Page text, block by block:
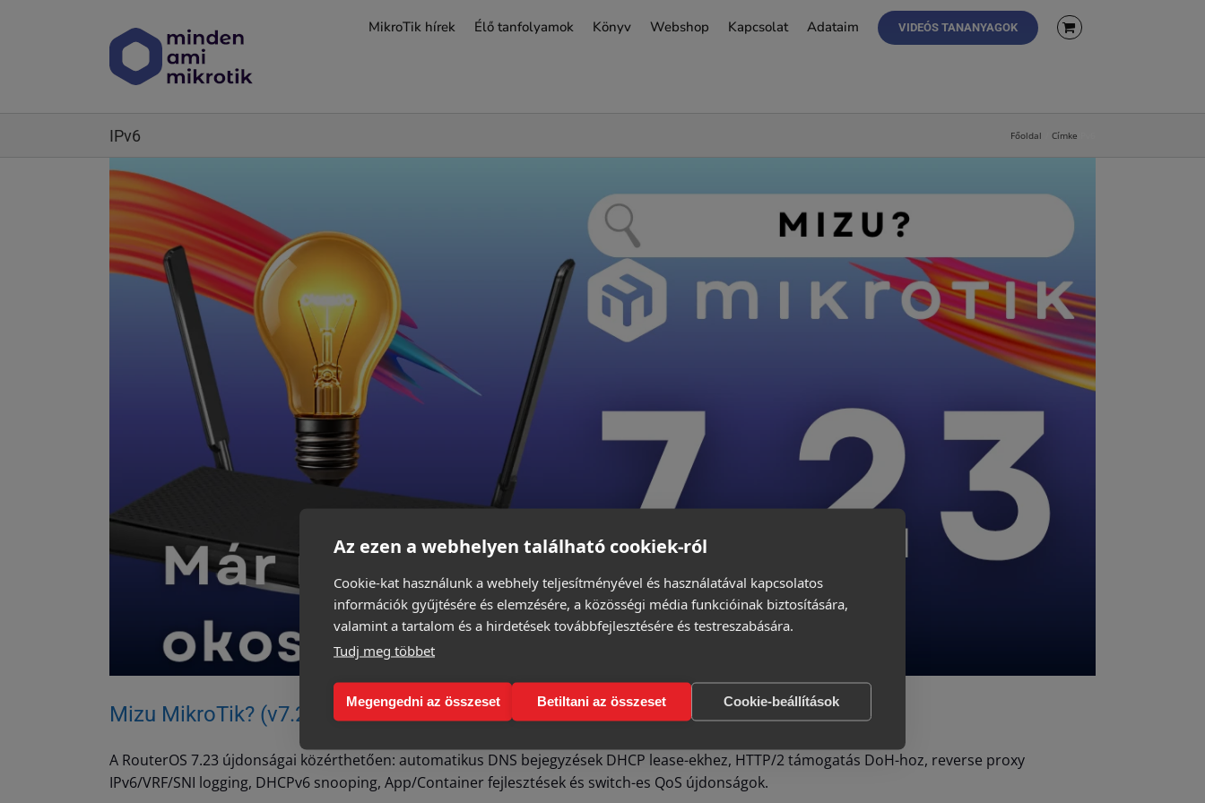
MikroTik hírek Élő tanfolyamok Könyv Webshop Kapcsolat Adataim VIDEÓS TANANYAGOK
IPv6 Főoldal Címke
Mizu MikroTik? (v7.23)
A RouterOS 7.23 újdonságai közérthetően: automatikus DNS bejegyzések DHCP lease-ekhez, HTTP/2 támogatás DoH-hoz, reverse proxy
IPv6/VRF/SNI logging, DHCPv6 snooping, App/Container fejlesztések és switch-es QoS újdonságok.
Az ezen a webhelyen található cookiek-ról
Cookie-kat használunk a webhely teljesítményével és használatával kapcsolatos
információk gyűjtésére és elemzésére, a közösségi média funkcióinak biztosítására,
valamint a tartalom és a hirdetések továbbfejlesztésére és testreszabására.
Tudj meg többet
Megengedni az összeset Betiltani az összeset Cookie-beállítások